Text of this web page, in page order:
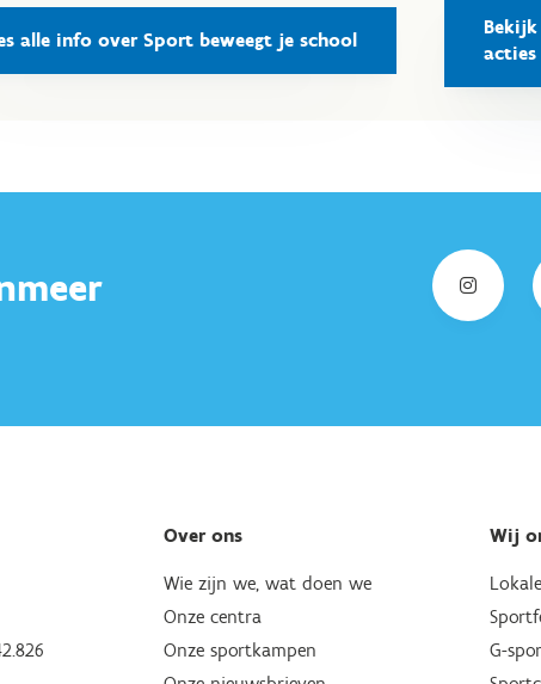
alle info over Sport beweegt je school
acties
Over ons
Wie zijn we, wat doen we
Onze centra
Onze sportkampen
Wij
G-